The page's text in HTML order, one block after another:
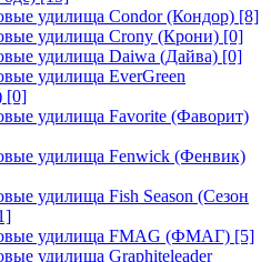
удилища Condor (Кондор) [8]
удилища Crony (Крони) [0]
удилища Daiwa (Дайва) [0]
удилища EverGreen
[0]
удилища Favorite (Фаворит)
удилища Fenwick (Фенвик)
удилища Fish Season (Сезон
удилища FMAG (ФМАГ) [5]
удилища Graphiteleader